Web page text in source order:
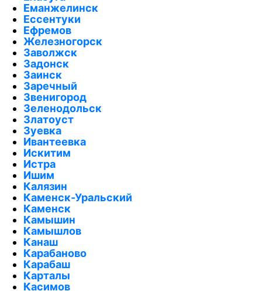
Еманжелинск
Ессентуки
Ефремов
Железногорск
Заволжск
Задонск
Заинск
Заречный
Звенигород
Зеленодольск
Златоуст
Зуевка
Ивантеевка
Искитим
Истра
Ишим
Калязин
Каменск-Уральский
Каменск
Камышин
Камышлов
Канаш
Карабаново
Карабаш
Карталы
Касимов